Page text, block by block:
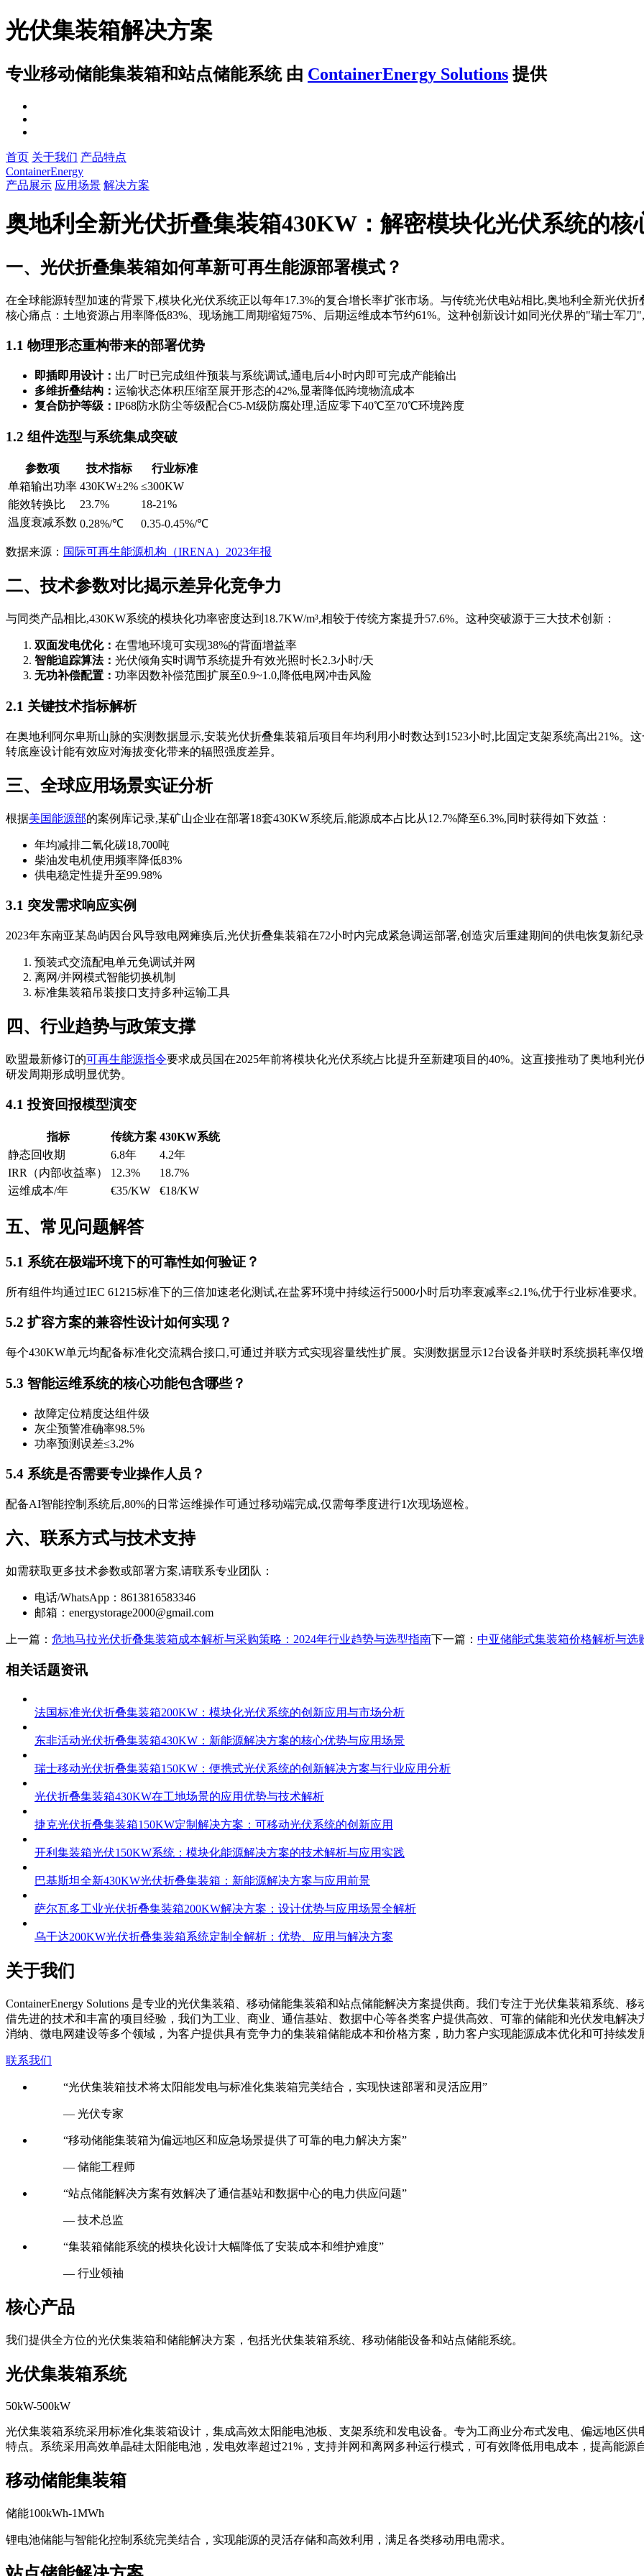
光伏集装箱解决方案
专业移动储能集装箱和站点储能系统 由 ContainerEnergy Solutions 提供
首页 关于我们 产品特点
ContainerEnergy
产品展示 应用场景 解决方案
奥地利全新光伏折叠集装箱430KW：解密模块化光伏系统的核
一、光伏折叠集装箱如何革新可再生能源部署模式？
在全球能源转型加速的背景下,模块化光伏系统正以每年17.3%的复合增长率扩张市场。与传统光伏电站相比,奥地利全新光伏
核心痛点：土地资源占用率降低83%、现场施工周期缩短75%、后期运维成本节约61%。这种创新设计如同光伏界的"瑞士军刀
1.1 物理形态重构带来的部署优势
即插即用设计： 出厂时已完成组件预装与系统调试,通电后4小时内即可完成产能输出
多维折叠结构： 运输状态体积压缩至展开形态的42%,显著降低跨境物流成本
复合防护等级： IP68防水防尘等级配合C5-M级防腐处理,适应零下40℃至70℃环境跨度
1.2 组件选型与系统集成突破
参数项 技术指标
行业标准
单箱输出功率 430KW±2% ≤300KW
能效转换比
23.7%
18-21%
温度衰减系数 0.28%/℃ 0.35-0.45%/℃
数据来源： 国际可再生能源机构（IRENA）2023年报
二、技术参数对比揭示差异化竞争力
与同类产品相比,430KW系统的模块化功率密度达到18.7KW/m³,相较于传统方案提升57.6%。这种突破源于三大技术创新：
双面发电优化： 在雪地环境可实现38%的背面增益率
智能追踪算法： 光伏倾角实时调节系统提升有效光照时长2.3小时/天
无功补偿配置： 功率因数补偿范围扩展至0.9~1.0,降低电网冲击风险
2.1 关键技术指标解析
在奥地利阿尔卑斯山脉的实测数据显示,安装光伏折叠集装箱后项目年均利用小时数达到1523小时,比固定支架系统高出21%
转底座设计能有效应对海拔变化带来的辐照强度差异。
三、全球应用场景实证分析
根据美国能源部的案例库记录,某矿山企业在部署18套430KW系统后,能源成本占比从12.7%降至6.3%,同时获得如下效益：
年均减排二氧化碳18,700吨
柴油发电机使用频率降低83%
供电稳定性提升至99.98%
3.1 突发需求响应实例
2023年东南亚某岛屿因台风导致电网瘫痪后,光伏折叠集装箱在72小时内完成紧急调运部署,创造灾后重建期间的供电恢复新纪
预装式交流配电单元免调试并网
离网/并网模式智能切换机制
标准集装箱吊装接口支持多种运输工具
四、行业趋势与政策支撑
欧盟最新修订的可再生能源指令要求成员国在2025年前将模块化光伏系统占比提升至新建项目的40%。这直接推动了奥地利
研发周期形成明显优势。
4.1 投资回报模型演变
指标 传统方案 430KW系统
静态回收期
6.8年
4.2年
IRR（内部收益率）
12.3%
18.7%
运维成本/年
€35/KW €18/KW
五、常见问题解答
5.1 系统在极端环境下的可靠性如何验证？
所有组件均通过IEC 61215标准下的三倍加速老化测试,在盐雾环境中持续运行5000小时后功率衰减率≤2.1%,优于行业标准要求。
5.2 扩容方案的兼容性设计如何实现？
每个430KW单元均配备标准化交流耦合接口,可通过并联方式实现容量线性扩展。实测数据显示12台设备并联时系统损耗率仅增
5.3 智能运维系统的核心功能包含哪些？
故障定位精度达组件级
灰尘预警准确率98.5%
功率预测误差≤3.2%
5.4 系统是否需要专业操作人员？
配备AI智能控制系统后,80%的日常运维操作可通过移动端完成,仅需每季度进行1次现场巡检。
六、联系方式与技术支持
如需获取更多技术参数或部署方案,请联系专业团队：
电话/WhatsApp：8613816583346
邮箱： energystorage2000@gmail.com
上一篇： 危地马拉光伏折叠集装箱成本解析与采购策略：2024年行业趋势与选型指南下一篇： 中亚储能式集装箱价格解析与选
相关话题资讯
法国标准光伏折叠集装箱200KW：模块化光伏系统的创新应用与市场分析
东非活动光伏折叠集装箱430KW：新能源解决方案的核心优势与应用场景
瑞士移动光伏折叠集装箱150KW：便携式光伏系统的创新解决方案与行业应用分析
光伏折叠集装箱430KW在工地场景的应用优势与技术解析
捷克光伏折叠集装箱150KW定制解决方案：可移动光伏系统的创新应用
开利集装箱光伏150KW系统：模块化能源解决方案的技术解析与应用实践
巴基斯坦全新430KW光伏折叠集装箱：新能源解决方案与应用前景
萨尔瓦多工业光伏折叠集装箱200KW解决方案：设计优势与应用场景全解析
乌干达200KW光伏折叠集装箱系统定制全解析：优势、应用与解决方案
关于我们
ContainerEnergy Solutions 是专业的光伏集装箱、移动储能集装箱和站点储能解决方案提供商。我们专注于光伏集装箱系统、
借先进的技术和丰富的项目经验，我们为工业、商业、通信基站、数据中心等各类客户提供高效、可靠的储能和光伏发电解
消纳、微电网建设等多个领域，为客户提供具有竞争力的集装箱储能成本和价格方案，助力客户实现能源成本优化和可持续发
联系我们
“光伏集装箱技术将太阳能发电与标准化集装箱完美结合，实现快速部署和灵活应用”
— 光伏专家
“移动储能集装箱为偏远地区和应急场景提供了可靠的电力解决方案”
— 储能工程师
“站点储能解决方案有效解决了通信基站和数据中心的电力供应问题”
— 技术总监
“集装箱储能系统的模块化设计大幅降低了安装成本和维护难度”
— 行业领袖
核心产品
我们提供全方位的光伏集装箱和储能解决方案，包括光伏集装箱系统、移动储能设备和站点储能系统。
光伏集装箱系统
50kW-500kW
光伏集装箱系统采用标准化集装箱设计，集成高效太阳能电池板、支架系统和发电设备。专为工商业分布式发电、偏远地区
特点。系统采用高效单晶硅太阳能电池，发电效率超过21%，支持并网和离网多种运行模式，可有效降低用电成本，提高能源
移动储能集装箱
储能100kWh-1MWh
锂电池储能与智能化控制系统完美结合，实现能源的灵活存储和高效利用，满足各类移动用电需求。